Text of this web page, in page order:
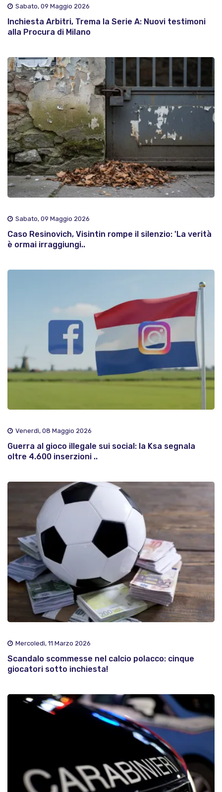
Sabato, 09 Maggio 2026
Inchiesta Arbitri, Trema la Serie A: Nuovi testimoni
alla Procura di Milano
Sabato, 09 Maggio 2026
Caso Resinovich, Visintin rompe il silenzio: 'La verità
è ormai irraggiungi..
Venerdì, 08 Maggio 2026
Guerra al gioco illegale sui social: la Ksa segnala
oltre 4.600 inserzioni ..
Mercoledì, 11 Marzo 2026
Scandalo scommesse nel calcio polacco: cinque
giocatori sotto inchiesta!